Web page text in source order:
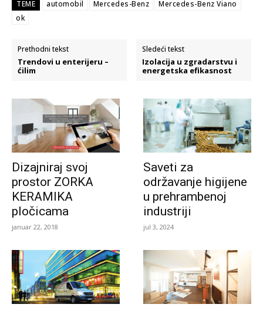
TEME automobil Mercedes-Benz
Mercedes-Benz Viano
ok
Prethodni tekst
Trendovi u enterijeru –
ćilim
Sledeći tekst
Izolacija u zgradarstvu i
energetska efikasnost
Dizajniraj svoj
prostor ZORKA
KERAMIKA
pločicama
januar 22, 2018
Saveti za
održavanje higijene
u prehrambenoj
industriji
jul 3, 2024